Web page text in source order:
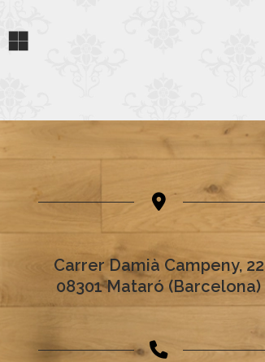
Carrer Damià Campeny, 22
08301 Mataró (Barcelona)